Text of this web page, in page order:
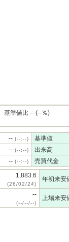
基準値比 -- (--％)
-- (--:--)
基準値
-- (--:--)
出来高
-- (--:--) 売買代金
1,883.6
(26/02/24)
年初来安
--
(--/--/--)
上場来安